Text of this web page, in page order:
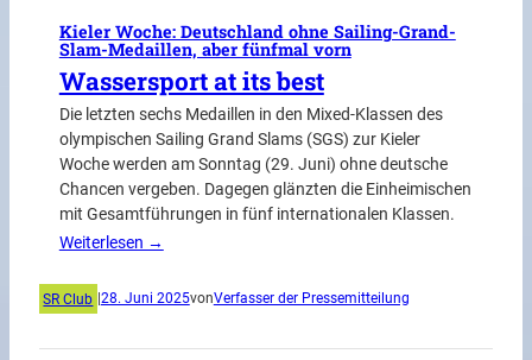
Kieler Woche: Deutschland ohne Sailing-Grand-
Slam-Medaillen, aber fünfmal vorn
Wassersport at its best
Die letzten sechs Medaillen in den Mixed-Klassen des
olympischen Sailing Grand Slams (SGS) zur Kieler
Woche werden am Sonntag (29. Juni) ohne deutsche
Chancen vergeben. Dagegen glänzten die Einheimischen
mit Gesamtführungen in fünf internationalen Klassen.
Weiterlesen →
SR Club 28. Juni 2025vonVerfasser der Pressemitteilung